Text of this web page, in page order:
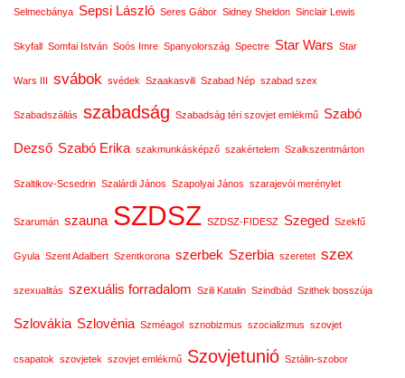
Selmecbánya Sepsi László Seres Gábor Sidney Sheldon Sinclair Lewis
Skyfall Somfai István Soós Imre Spanyolország Spectre Star Wars Star
Wars III svábok svédek Szaakasvili Szabad Nép szabad szex
Szabadszállás szabadság Szabadság téri szovjet emlékmű Szabó
Dezső Szabó Erika szakmunkásképző szakértelem Szalkszentmárton
Szaltikov-Scsedrin Szalárdi János Szapolyai János szarajevói merénylet
Szarumán szauna SZDSZ SZDSZ-FIDESZ Szeged Szekfű
Gyula Szent Adalbert Szentkorona szerbek Szerbia szeretet szex
szexualitás szexuális forradalom Szili Katalin Szindbád Szithek bosszúja
Szlovákia Szlovénia Szméagol sznobizmus szocializmus szovjet
csapatok szovjetek szovjet emlékmű Szovjetunió Sztálin-szobor